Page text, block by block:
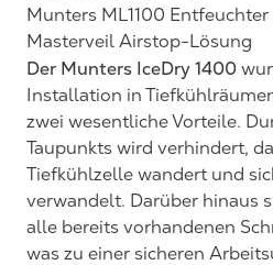
Munters ML1100 Entfeuchter
Masterveil Airstop-Lösung
Der Munters IceDry 1400
Installation in
zwei wesentliche Vorteile.
Taupunkts wird verhindert,
Tiefkühlzelle wandert und
verwandelt. Darüber hinaus
alle bereits vorhandenen
was zu einer sicheren